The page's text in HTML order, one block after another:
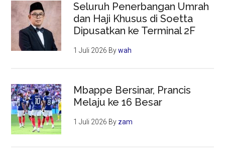
Seluruh Penerbangan Umrah
dan Haji Khusus di Soetta
Dipusatkan ke Terminal 2F
1 Juli 2026 Bywah
Mbappe Bersinar, Prancis
Melaju ke 16 Besar
1 Juli 2026 By zam